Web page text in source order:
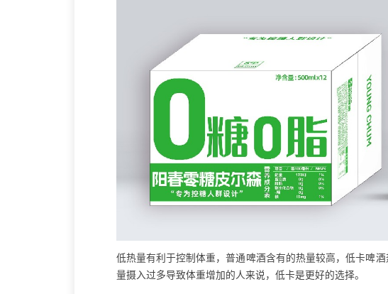
低热量有利于控制体重，普通啤酒含有的热量较高，低卡啤
量摄入过多导致体重增加的人来说，低卡是更好的选择。